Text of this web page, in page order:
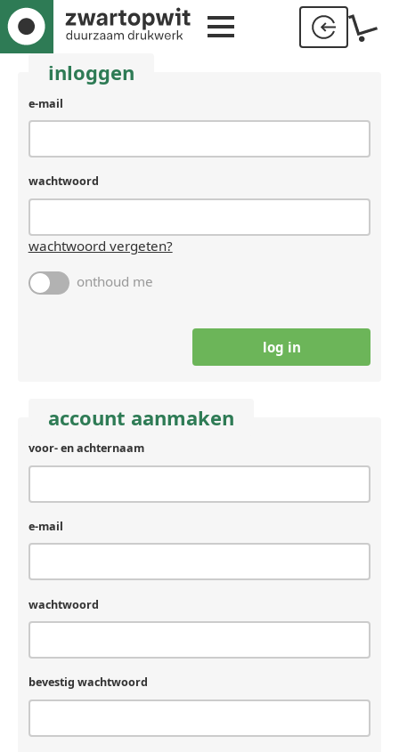
inloggen
gebruikersnaam
(laat
als
een
mens
e-mail
wachtwoord
wachtwoord vergeten?
onthoud me
account aanmaken
voor- en achternaam
e-mail
wachtwoord
bevestig wachtwoord